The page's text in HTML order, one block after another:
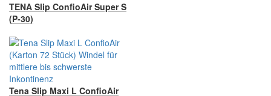
TENA Slip ConfioAir Super S
(P-30)
Tena Slip Maxi L ConfioAir